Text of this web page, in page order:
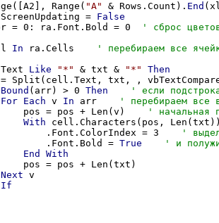
Range( "A" & Rows.Count). End
=
False
= 0: ra.Font.Bold = 0
In ra.Cells
Like "*" & txt & "*"
Then
= Split(cell.Text, txt, ,
(arr) > 0 Then
For Each v In arr
pos = pos + Len(v)
With cell.Characters(pos,
.Font.ColorIndex = 3
.Font.Bold =
True
End
With
pos = pos + Len(txt)
Next v
If